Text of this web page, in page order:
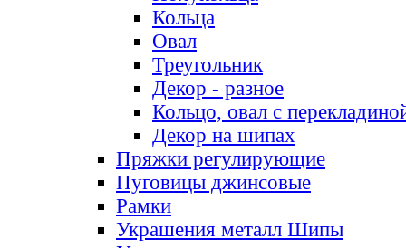
Кольца
Овал
Треугольник
Декор - разное
Кольцо, овал с
Декор на шипах
Пряжки регулирующие
Пуговицы джинсовые
Рамки
Украшения металл Шипы